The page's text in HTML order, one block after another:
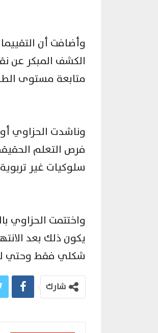
وأضافت أن
الكشف المبكر عن
متابعة مستوى
وناشدت الحزاوي
فرص التعلم
سلوكيات غير
واختتمت الحزاوي
يكون ذلك بعد
شكلي فقط وحتي لا
شارك